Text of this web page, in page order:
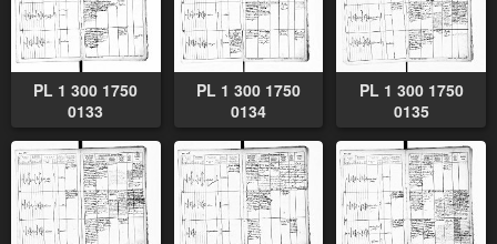
PL 1 300 1750
0133
PL 1 300 1750
0134
PL 1 300 1750
0135